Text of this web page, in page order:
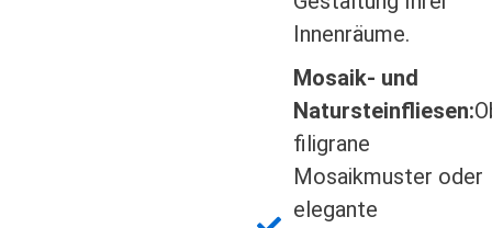
Innenräume.
Mosaik- und
Natursteinfliesen:
filigrane
Mosaikmuster oder
elegante